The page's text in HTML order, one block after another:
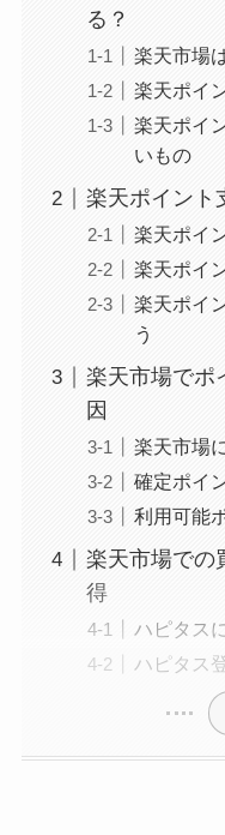
る？
楽天市場
楽天ポイ
楽天ポイ
いもの
楽天ポイント
楽天ポイ
楽天ポイ
楽天ポイ
う
楽天市場でポ
因
楽天市場
確定ポイ
利用可能
楽天市場での
得
ハピタス
ハピタス